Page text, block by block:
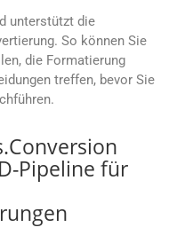
unterstützt die
So können Sie
die Formatierung
treffen, bevor Sie
Pipeline für